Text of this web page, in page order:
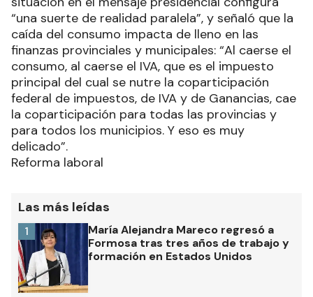
“una suerte de realidad paralela”, y señaló que la
caída del consumo impacta de lleno en las
finanzas provinciales y municipales: “Al caerse el
consumo, al caerse el IVA, que es el impuesto
principal del cual se nutre la coparticipación
federal de impuestos, de IVA y de Ganancias, cae
la coparticipación para todas las provincias y
para todos los municipios. Y eso es muy
delicado”.
Reforma laboral
Las más leídas
María Alejandra Mareco regresó a
Formosa tras tres años de trabajo y
formación en Estados Unidos
1